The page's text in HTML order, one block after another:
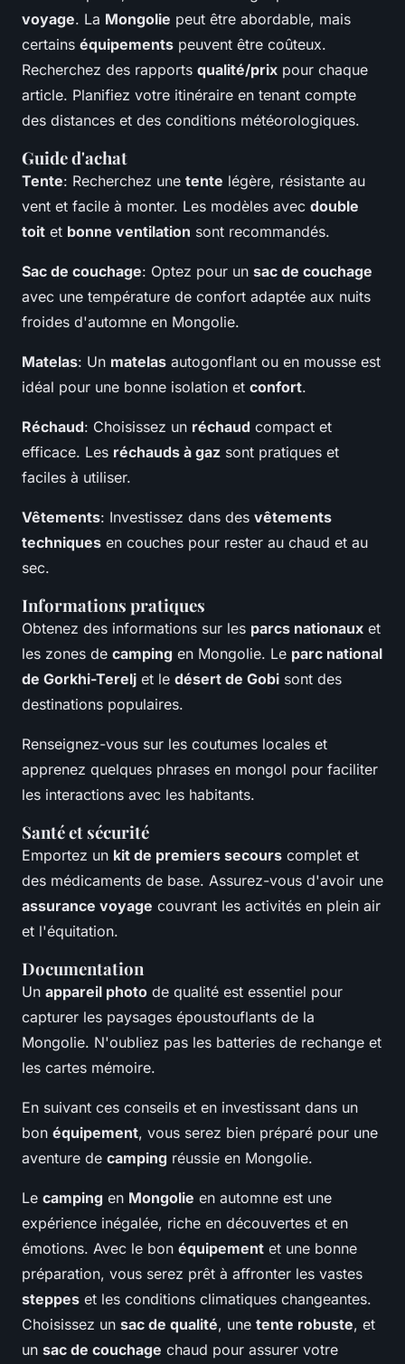
voyage. La Mongolie peut être abordable, mais
certains équipements peuvent être coûteux.
Recherchez des rapports qualité/prix pour chaque
article. Planifiez votre itinéraire en tenant compte
des distances et des conditions météorologiques.
Guide d'achat
Tente: Recherchez une tente légère, résistante au
vent et facile à monter. Les modèles avec double
toit et bonne ventilation sont recommandés.
Sac de couchage: Optez pour un sac de couchage
avec une température de confort adaptée aux nuits
froides d'automne en Mongolie.
Matelas: Un matelas autogonflant ou en mousse est
idéal pour une bonne isolation et confort.
Réchaud: Choisissez un réchaud compact et
efficace. Les réchauds à gaz sont pratiques et
faciles à utiliser.
Vêtements: Investissez dans des vêtements
techniques en couches pour rester au chaud et au
sec.
Informations pratiques
Obtenez des informations sur les parcs nationaux et
les zones de camping en Mongolie. Le parc national
de Gorkhi-Terelj et le désert de Gobi sont des
destinations populaires.
Renseignez-vous sur les coutumes locales et
apprenez quelques phrases en mongol pour faciliter
les interactions avec les habitants.
Santé et sécurité
Emportez un kit de premiers secours complet et
des médicaments de base. Assurez-vous d'avoir une
assurance voyage couvrant les activités en plein air
et l'équitation.
Documentation
Un appareil photo de qualité est essentiel pour
capturer les paysages époustouflants de la
Mongolie. N'oubliez pas les batteries de rechange et
les cartes mémoire.
En suivant ces conseils et en investissant dans un
bon équipement, vous serez bien préparé pour une
aventure de camping réussie en Mongolie.
Le camping en Mongolie en automne est une
expérience inégalée, riche en découvertes et en
émotions. Avec le bon équipement et une bonne
préparation, vous serez prêt à affronter les vastes
steppes et les conditions climatiques changeantes.
Choisissez un sac de qualité, une tente robuste, et
un sac de couchage chaud pour assurer votre